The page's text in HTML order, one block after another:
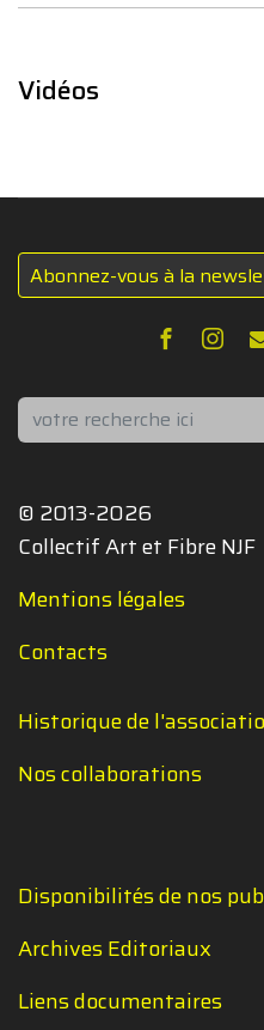
Vidéos
Abonnez-vous à la
Rechercher
© 2013-2026
Collectif Art et Fibre NJF
Mentions légales
Contacts
Historique de
Nos collaborations
Disponibilités de nos
Archives Editoriaux
Liens documentaires